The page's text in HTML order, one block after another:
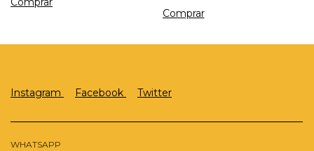
Instagram Facebook Twitter
WHATSAPP